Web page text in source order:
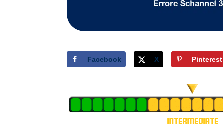
Facebook X Pinterest